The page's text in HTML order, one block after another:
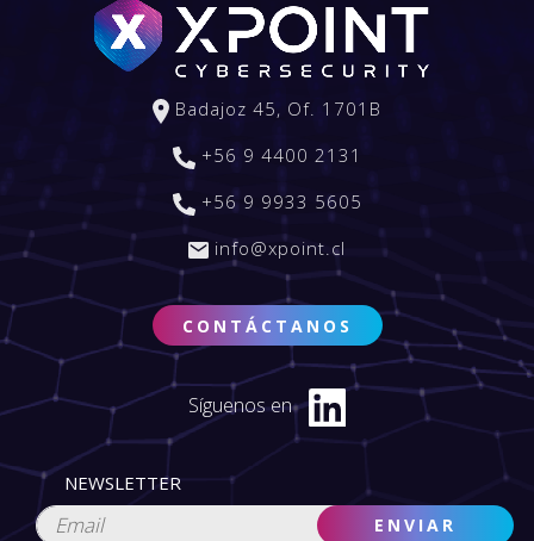
+56 9 4400 2131
Badajoz 45, Of. 1701B
+56 9 9933 5605
info@xpoint.cl
CONTÁCTANOS
Síguenos en
NEWSLETTER